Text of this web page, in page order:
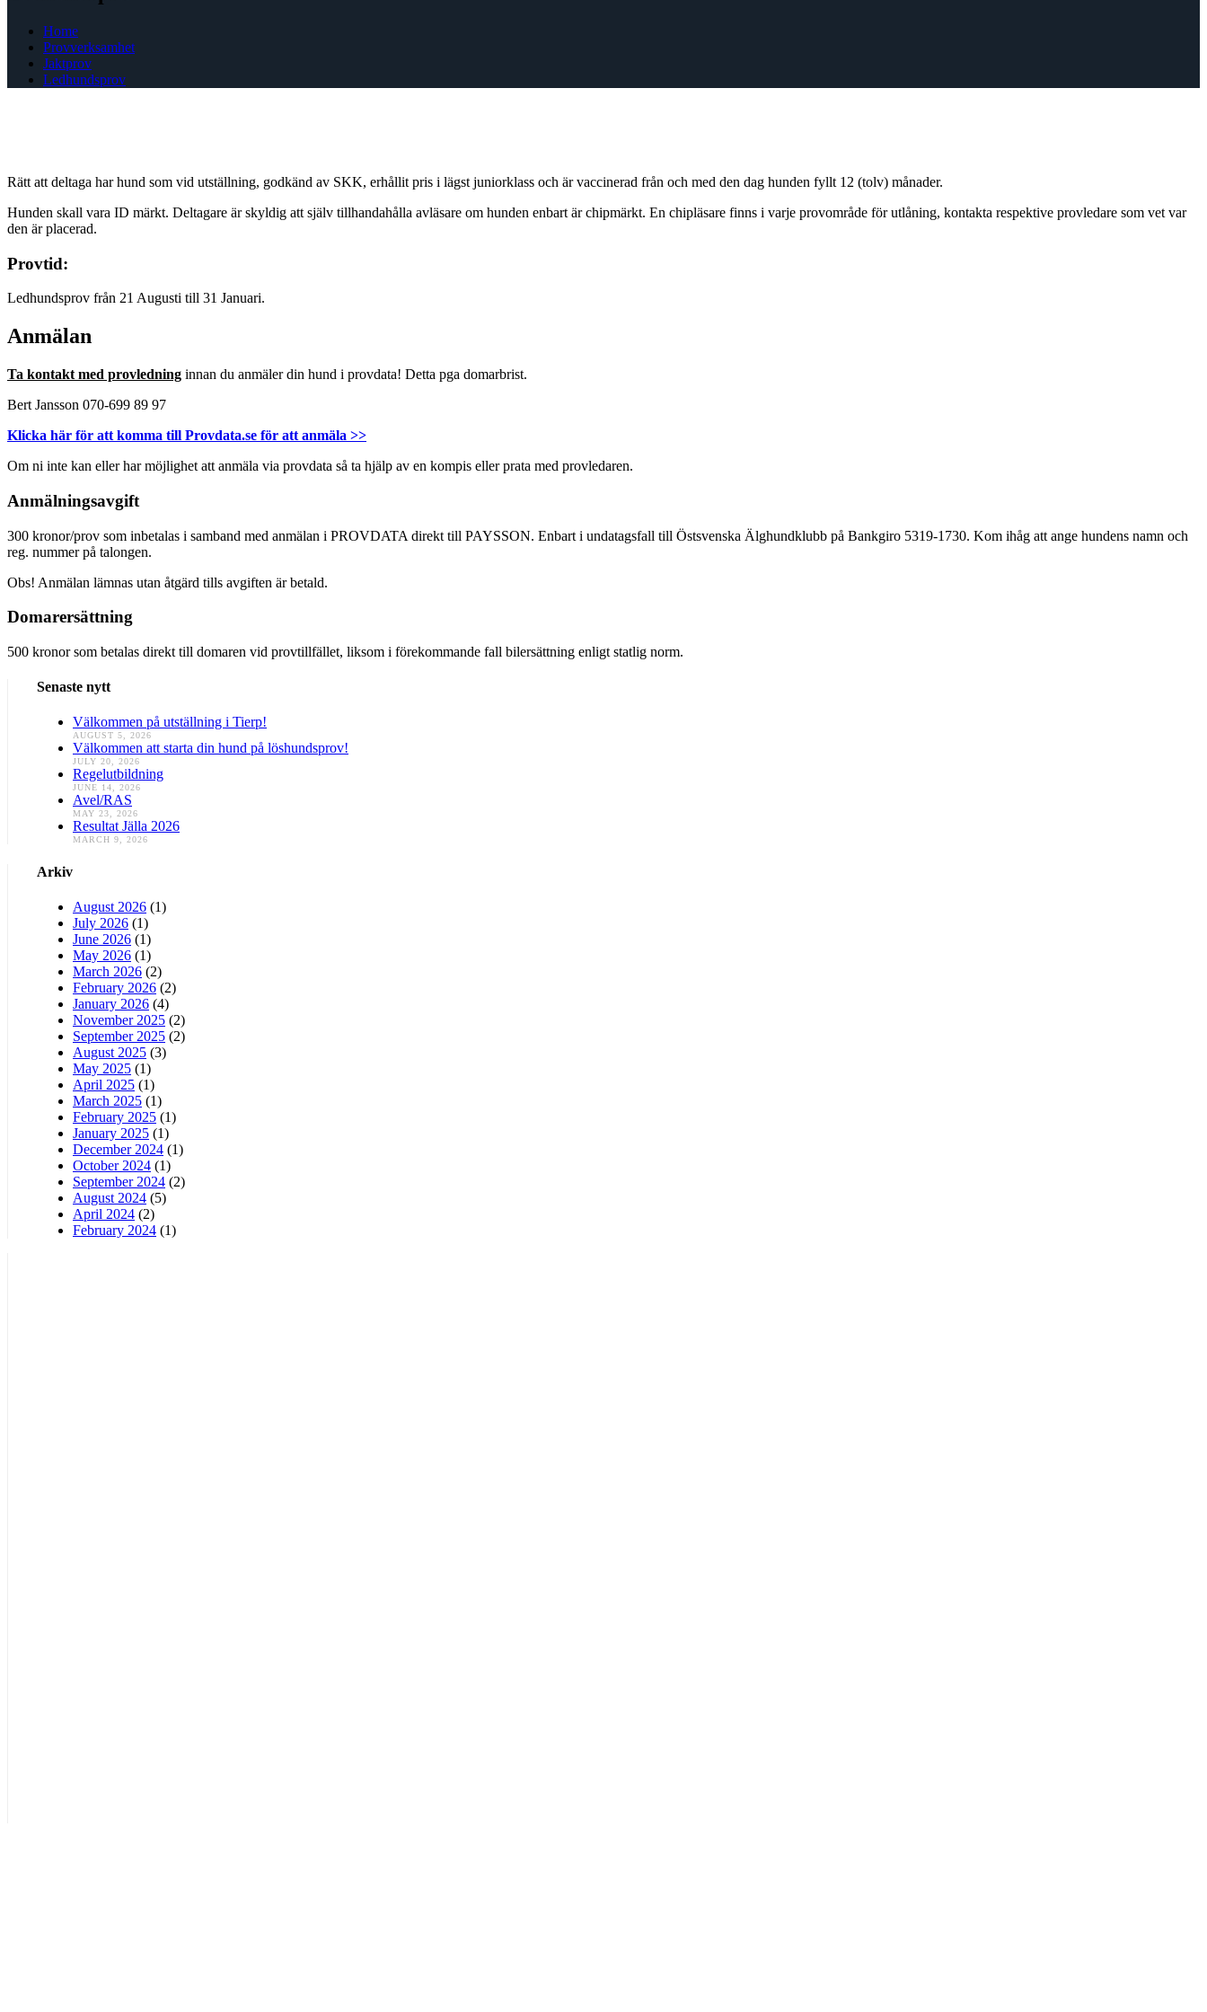
Home
Provverksamhet
Jaktprov
Ledhundsprov
Rätt att deltaga har hund som vid utställning, godkänd av SKK, erhållit pris i lägst juniorklass och är vaccinerad från och med den dag hunden fyllt 12 (tolv) månader.
Hunden skall vara ID märkt. Deltagare är skyldig att själv tillhandahålla avläsare om hunden enbart är chipmärkt. En chipläsare finns i varje provområde för utlåning, kontakta respektive provledare som vet var
den är placerad.
Provtid:
Ledhundsprov från 21 Augusti till 31 Januari.
Anmälan
Ta kontakt med provledning innan du anmäler din hund i provdata! Detta pga domarbrist.
Bert Jansson 070-699 89 97
Klicka här för att komma till Provdata.se för att anmäla >>
Om ni inte kan eller har möjlighet att anmäla via provdata så ta hjälp av en kompis eller prata med provledaren.
Anmälningsavgift
300 kronor/prov som inbetalas i samband med anmälan i PROVDATA direkt till PAYSSON. Enbart i undatagsfall till Östsvenska Älghundklubb på Bankgiro 5319-1730. Kom ihåg att ange hundens namn och
reg. nummer på talongen.
Obs! Anmälan lämnas utan åtgärd tills avgiften är betald.
Domarersättning
500 kronor som betalas direkt till domaren vid provtillfället, liksom i förekommande fall bilersättning enligt statlig norm.
Senaste nytt
Välkommen på utställning i Tierp!
AUGUST 5, 2026
Välkommen att starta din hund på löshundsprov!
JULY 20, 2026
Regelutbildning
JUNE 14, 2026
Avel/RAS
MAY 23, 2026
Resultat Jälla 2026
MARCH 9, 2026
Arkiv
August 2026 (1)
July 2026 (1)
June 2026 (1)
May 2026 (1)
March 2026 (2)
February 2026 (2)
January 2026 (4)
November 2025 (2)
September 2025 (2)
August 2025 (3)
May 2025 (1)
April 2025 (1)
March 2025 (1)
February 2025 (1)
January 2025 (1)
December 2024 (1)
October 2024 (1)
September 2024 (2)
August 2024 (5)
April 2024 (2)
February 2024 (1)